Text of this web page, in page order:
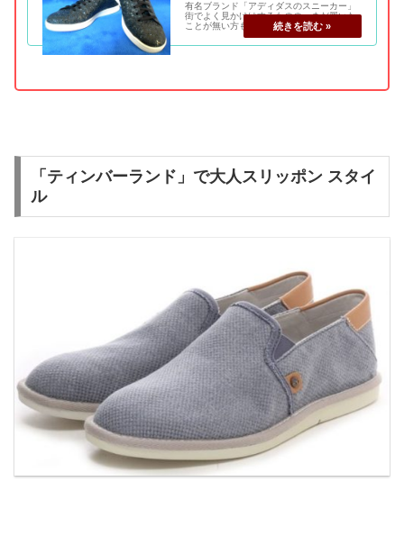
有名ブランド「アディダスのスニーカー」
街でよく見かけはするものの、まだ履いた
ことが無い方も多いのではないでしょう
か？ メンズ・レディース共にアディダスの
スニーカーは、デザインも豊富でジャケッ
「ティンバーランド」で大人スリッポン スタイ
ル